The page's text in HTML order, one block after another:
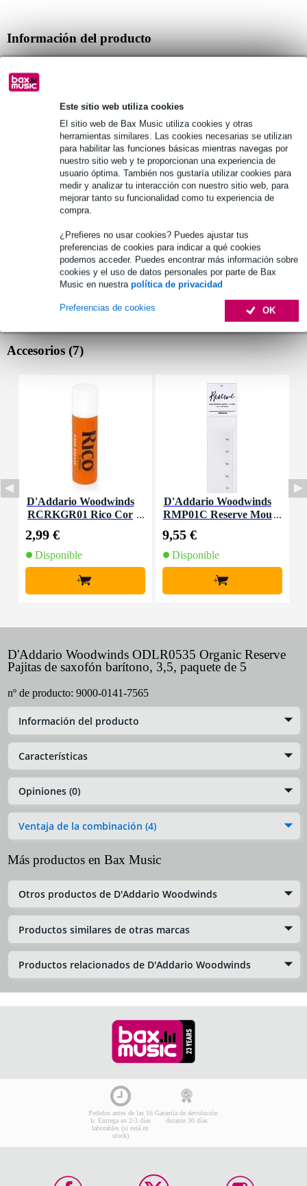
Este sitio web utiliza cookies
El sitio web de Bax Music utiliza cookies y otras
herramientas similares. Las cookies necesarias se utilizan
para habilitar las funciones básicas mientras navegas por
nuestro sitio web y te proporcionan una experiencia de
usuario óptima. También nos gustaría utilizar cookies para
medir y analizar tu interacción con nuestro sitio web, para
mejorar tanto su funcionalidad como tu experiencia de
compra.
¿Prefieres no usar cookies? Puedes ajustar tus
preferencias de cookies para indicar a qué cookies
podemos acceder. Puedes encontrar más información sobre
cookies y el uso de datos personales por parte de Bax
Music en nuestra política de privacidad
OK
Preferencias de cookies
Información del producto
para el tipo de saxofón: saxofón barítono
Especificaciones completas
Véase también (6)
Accesorios (7)
D'Addario Woodwinds
RCRKGR01 Rico Cor
2,99 €
Disponible
+
D'Addario Woodwinds
RMP01C Reserve Mou
(Pack of 5)
9,55 €
Disponible
+
D'Addario Woodwinds ODLR0535 Organic Reserve
Pajitas de saxofón barítono, 3,5, paquete de 5
nº de producto: 9000-0141-7565
Información del producto
Características
Opiniones (0)
Ventaja de la combinación (4)
Más productos en Bax Music
Otros productos de D'Addario Woodwinds
Productos similares de otras marcas
Productos relacionados de D'Addario Woodwinds
Pedidos antes de las 16
h: Entrega en 2-3 días
laborables (si está en
stock)
Garantía de devolución
durante 30 días